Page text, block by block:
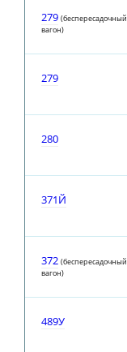
279 (беспересадочный
вагон)
279
280
371Й
372 (беспересадочный
вагон)
489У